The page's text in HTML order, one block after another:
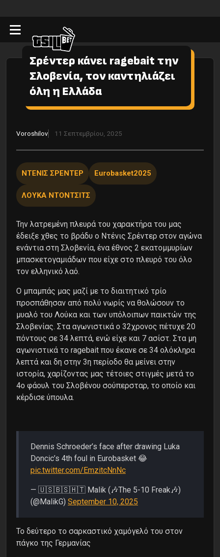
Σρέντερ κάνει ragebait την
Σλοβενία, τον καντηλιάζει
όλη η Ελλάδα
Voroshilov 11 Σεπτεμβρίου, 2025
ΝΤΕΝΙΣ ΣΡΕΝΤΕΡ Eurobasket2025
ΛΟΥΚΑ ΝΤΟΝΤΣΙΤΣ
Την λατρεμένη πλευρά του χαρακτήρα του μας
έδειξε χθες το βράδυ ο Ντένις Σρέντερ στον αγώνα
ενάντια στη Σλοβενία, ένα έθνος 2 εκατομμυρίων
μπασκετογαμιάδων που είχε στο πλευρό του όλο
τον ελληνικό λαό.
Ο μπαμπάς μας μαζί με το διαιτητικό τρίο
προσπάθησαν από πολύ νωρίς να θολώσουν το
μυαλό του Λούκα και των υπόλοιπων παικτών της
Σλοβενίας. Στα αγωνιστικά ο 32χρονος πέτυχε 20
πόντους σε 34 λεπτά, ενώ είχε και 7 ασίστ. Στα μη
αγωνιστικά το ragebait που έκανε σε 34 ολόκληρα
λεπτά και δη στην 3η περίοδο θα μείνει στην
ιστορία, χαρίζοντας μας τέτοιες στιγμές μετά το
4ο φάουλ του Σλοβένου σούπερσταρ, το οποίο και
κέρδισε ύπουλα.
Dennis Schroeder’s face after drawing Luka
Doncic’s 4th foul in Eurobasket 😂
pic.twitter.com/EmzitcNnNc
— 🇺🇸🇧🇸🇭🇹 Malik (🎶The 5-10 Freak🎶)
(@MalikG) September 10, 2025
Το δεύτερο το σαρκαστικό χαμόγελό του στον
πάγκο της Γερμανίας